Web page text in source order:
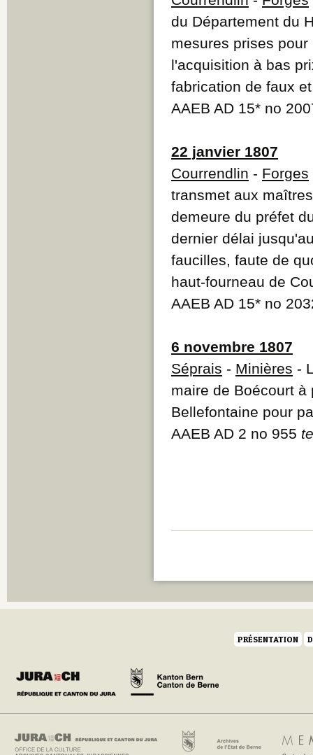
du Département du
mesures prises
l'acquisition à bas
fabrication de faux
AAEB AD 15* no
22 janvier 1807
Courrendlin - Forges
transmet aux
demeure du préfet
dernier délai
faucilles, faute de
haut-fourneau de
AAEB AD 15* no
6 novembre 1807
Séprais - Minières -
maire de Boécourt
Bellefontaine pour
AAEB AD 2 no 955
PRÉSENTATION